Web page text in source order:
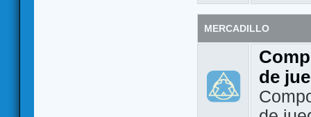
MERCADILLO
de